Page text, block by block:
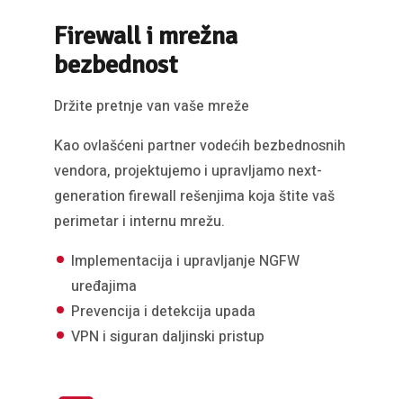
Firewall i mrežna
bezbednost
Držite pretnje van vaše mreže
Kao ovlašćeni partner vodećih bezbednosnih
vendora, projektujemo i upravljamo next-
generation firewall rešenjima koja štite vaš
perimetar i internu mrežu.
Implementacija i upravljanje NGFW
uređajima
Prevencija i detekcija upada
VPN i siguran daljinski pristup